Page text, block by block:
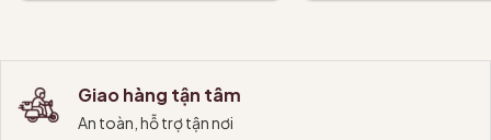
Giao hàng tận tâm
An toàn, hỗ trợ tận nơi